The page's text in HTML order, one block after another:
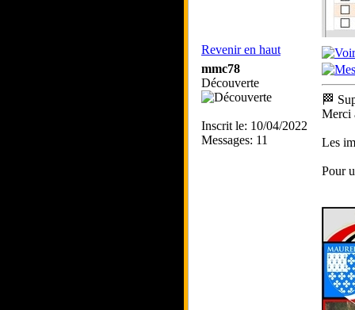
Revenir en haut
mmc78
Découverte
Inscrit le: 10/04/2022
Messages: 11
🏁
Merci
Les
Pour